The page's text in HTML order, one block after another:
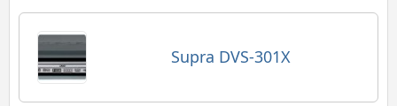
Supra DVS-301X